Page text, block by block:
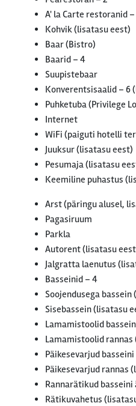
A' la Carte restoranid
Kohvik (lisatasu eest)
Baar (Bistro)
Baarid – 4
Suupistebaar
Konverentsisaalid – 6
Puhketuba (Privilege
Internet
WiFi (paiguti hotelli
Juuksur (lisatasu eest)
Pesumaja (lisatasu
Keemiline puhastus
Arst (päringu alusel,
Pagasiruum
Parkla
Autorent (lisatasu
Jalgratta laenutus
Basseinid – 4
Soojendusega
Sisebassein (lisatasu
Lamamistoolid
Lamamistoolid
Päikesevarjud
Päikesevarjud rannas
Rannarätikud basseini
Rätikuvahetus